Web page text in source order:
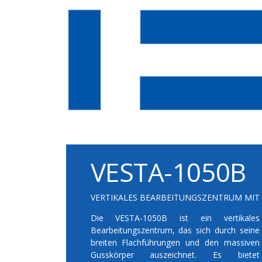
VESTA-1050B
VERTIKALES BEARBEITUNGSZENTRUM
Die VESTA-1050B ist ein vertikales
Bearbeitungszentrum, das sich durch seine
breiten Flachführungen und den massiven
Gusskörper auszeichnet. Es bietet